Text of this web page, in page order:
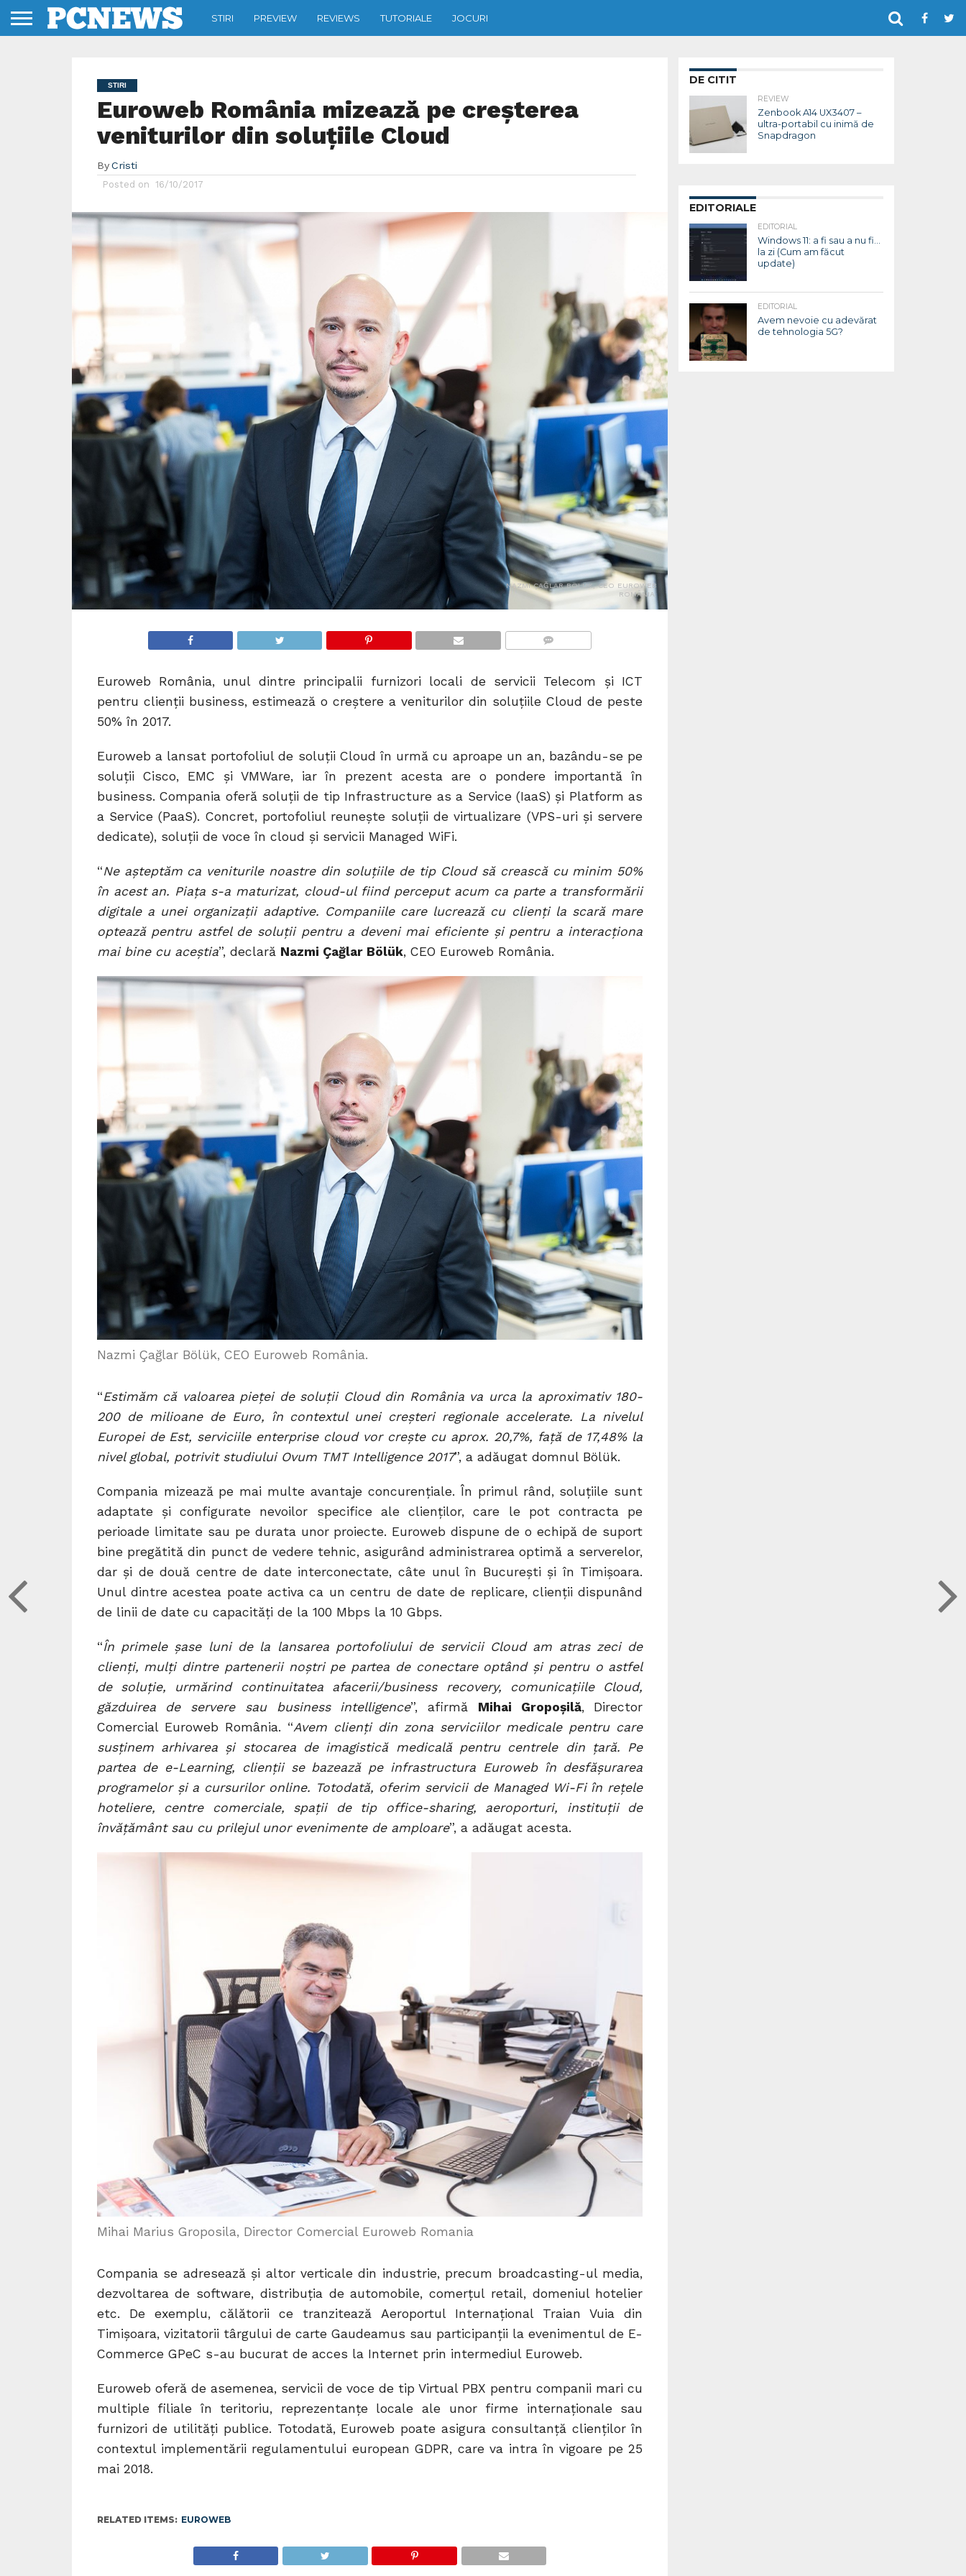
STIRI PREVIEW REVIEWS TUTORIALE JOCURI
STIRI
Euroweb România mizează pe creșterea
veniturilor din soluțiile Cloud
By Cristi
Posted on 16/10/2017
NAZMI ÇAĞLAR BÖLÜK, CEO EUROWEB
ROMÂNIA.
Euroweb România, unul dintre principalii furnizori locali de servicii Telecom și ICT
pentru clienții business, estimează o creștere a veniturilor din soluțiile Cloud de peste
50% în 2017.
Euroweb a lansat portofoliul de soluții Cloud în urmă cu aproape un an, bazându-se pe
soluții Cisco, EMC și VMWare, iar în prezent acesta are o pondere importantă în
business. Compania oferă soluții de tip Infrastructure as a Service (IaaS) și Platform as
a Service (PaaS). Concret, portofoliul reunește soluții de virtualizare (VPS-uri și servere
dedicate), soluții de voce în cloud și servicii Managed WiFi.
“Ne așteptăm ca veniturile noastre din soluțiile de tip Cloud să crească cu minim 50%
în acest an. Piața s-a maturizat, cloud-ul fiind perceput acum ca parte a transformării
digitale a unei organizații adaptive. Companiile care lucrează cu clienți la scară mare
optează pentru astfel de soluții pentru a deveni mai eficiente și pentru a interacționa
mai bine cu aceștia”, declară Nazmi Çağlar Bölük, CEO Euroweb România.
Nazmi Çağlar Bölük, CEO Euroweb România.
“Estimăm că valoarea pieței de soluții Cloud din România va urca la aproximativ 180-
200 de milioane de Euro, în contextul unei creșteri regionale accelerate. La nivelul
Europei de Est, serviciile enterprise cloud vor crește cu aprox. 20,7%, față de 17,48% la
nivel global, potrivit studiului Ovum TMT Intelligence 2017”, a adăugat domnul Bölük.
Compania mizează pe mai multe avantaje concurențiale. În primul rând, soluțiile sunt
adaptate și configurate nevoilor specifice ale clienților, care le pot contracta pe
perioade limitate sau pe durata unor proiecte. Euroweb dispune de o echipă de suport
bine pregătită din punct de vedere tehnic, asigurând administrarea optimă a serverelor,
dar și de două centre de date interconectate, câte unul în București și în Timișoara.
Unul dintre acestea poate activa ca un centru de date de replicare, clienții dispunând
de linii de date cu capacități de la 100 Mbps la 10 Gbps.
“În primele șase luni de la lansarea portofoliului de servicii Cloud am atras zeci de
clienți, mulți dintre partenerii noștri pe partea de conectare optând și pentru o astfel
de soluție, urmărind continuitatea afacerii/business recovery, comunicațiile Cloud,
găzduirea de servere sau business intelligence”, afirmă Mihai Gropoșilă, Director
Comercial Euroweb România. “Avem clienți din zona serviciilor medicale pentru care
susținem arhivarea și stocarea de imagistică medicală pentru centrele din țară. Pe
partea de e-Learning, clienții se bazează pe infrastructura Euroweb în desfășurarea
programelor și a cursurilor online. Totodată, oferim servicii de Managed Wi-Fi în rețele
hoteliere, centre comerciale, spații de tip office-sharing, aeroporturi, instituții de
învățământ sau cu prilejul unor evenimente de amploare”, a adăugat acesta.
Mihai Marius Groposila, Director Comercial Euroweb Romania
Compania se adresează și altor verticale din industrie, precum broadcasting-ul media,
dezvoltarea de software, distribuția de automobile, comerțul retail, domeniul hotelier
etc. De exemplu, călătorii ce tranzitează Aeroportul Internațional Traian Vuia din
Timișoara, vizitatorii târgului de carte Gaudeamus sau participanții la evenimentul de E-
Commerce GPeC s-au bucurat de acces la Internet prin intermediul Euroweb.
Euroweb oferă de asemenea, servicii de voce de tip Virtual PBX pentru companii mari cu
multiple filiale în teritoriu, reprezentanțe locale ale unor firme internaționale sau
furnizori de utilități publice. Totodată, Euroweb poate asigura consultanță clienților în
contextul implementării regulamentului european GDPR, care va intra în vigoare pe 25
mai 2018.
RELATED ITEMS: EUROWEB
DE CITIT
REVIEW
Zenbook A14 UX3407 –
ultra-portabil cu inimă de
Snapdragon
EDITORIALE
EDITORIAL
Windows 11: a fi sau a nu fi…
la zi (Cum am făcut
update)
EDITORIAL
Avem nevoie cu adevărat
de tehnologia 5G?